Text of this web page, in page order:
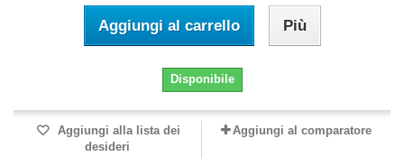
Aggiungi al carrello Più
Disponibile
Aggiungi alla lista dei
desideri
Aggiungi al comparatore